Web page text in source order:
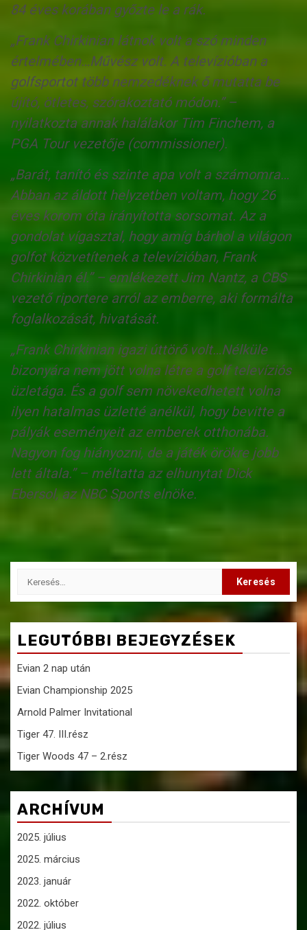
84 éves korában győzte le a rák.
„Frank Chirkinian látnok volt a szó minden
értelmében…Művész volt. A televízióban a
golfsportot több nemzedéknek ő mutatta be
újító, ötletes, szórakoztató módon.” –
nyilatkozta annak halálakor Tim Finchem, a
PGA Tour vezetője (commissioner).
„Barát, tanító és szinte apa volt a számomra…
Abban az áldott helyzetben voltam, hogy 26
éves korom óta irányította sorsomat. Az a
gondolat vígasztal, hogy amíg bárhol a világon
golfot közvetítenek a televízióban, Frank
Chirkinian él.” – emlékezett Jim Nantz, a CBS
vezető riportere arról az emberre, aki formálta
foglalkozását, hivatását.
„Frank Chirkinian igazi úttörő volt…Nélküle
bizonyára nem jött volna létre a golf televíziós
üzletága. És a golf sem növekedhetett volna
ilyen hatalmas üzletté anélkül, hogy bevitte a
pályák eseményeit az emberek otthonába.
Nagyon fog hiányozni, de a játék örökre jobb
lett általa.” – méltatta az elhunytat Dick
Ebersol, az NBC Sports elnöke.
Keresés:
LEGUTÓBBI BEJEGYZÉSEK
Evian 2 nap után
Evian Championship 2025
Arnold Palmer Invitational
Tiger 47. III.rész
Tiger Woods 47 – 2.rész
ARCHÍVUM
2025. július
2025. március
2023. január
2022. október
2022. július